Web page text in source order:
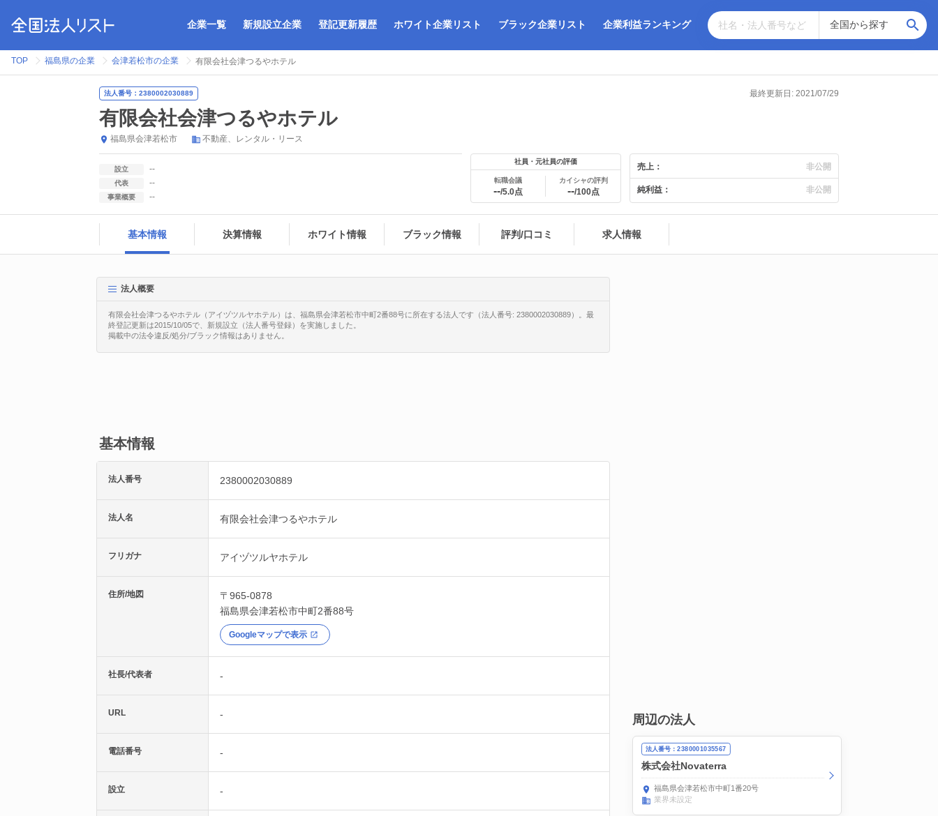
企業一覧 新規設立企業 登記更新履歴 ホワイト企業リスト ブラック企業リスト 企業利益ランキング
TOP 福島県の企業 会津若松市の企業 有限会社会津つるやホテル
法人番号：2380002030889 最終更新日: 2021/07/29
有限会社会津つるやホテル
福島県会津若松市 不動産、レンタル・リース
設立 --
代表 --
事業概要 --
社員・元社員の評価
転職会議
--/5.0点
カイシャの評判
--/100点
売上： 非公開
純利益： 非公開
基本情報 決算情報 ホワイト情報 ブラック情報 評判/口コミ 求人情報
法人概要
有限会社会津つるやホテル（アイヅツルヤホテル）は、福島県会津若松市中町2番88号に所在する法人です（法人番号: 2380002030889）。最
終登記更新は2015/10/05で、新規設立（法人番号登録）を実施しました。
掲載中の法令違反/処分/ブラック情報はありません。
基本情報
法人番号 2380002030889
法人名 有限会社会津つるやホテル
フリガナ アイヅツルヤホテル
住所/地図
〒965-0878
福島県会津若松市中町2番88号
Googleマップで表示
社長/代表者 -
URL -
電話番号 -
設立 -
周辺の法人
法人番号：2380001035567
株式会社Novaterra
福島県会津若松市中町1番20号
業界未設定